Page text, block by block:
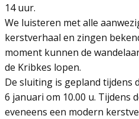
14 uur.
We luisteren met alle
kerstverhaal en zingen
moment kunnen de
de Kribkes lopen.
De sluiting is gepland tijdens
6 januari om 10.00 u. Tijdens
eveneens een modern